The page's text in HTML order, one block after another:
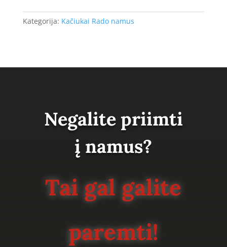
Kategorija: Kačiukai Rado namus
Negalite priimti
į namus?
Tai gal galite
paremti!